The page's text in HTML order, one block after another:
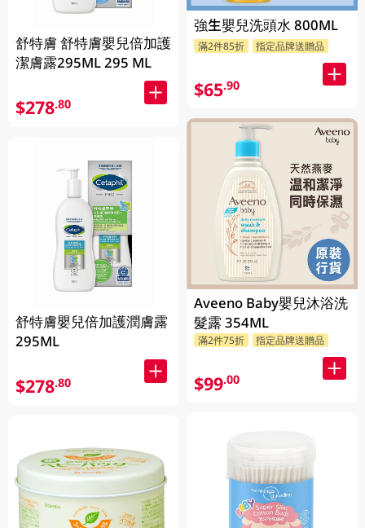
舒特膚 舒特膚嬰兒倍加護
潔膚露295ML 295 ML
$278.80
舒特膚嬰兒倍加護潤膚露
295ML
$278.80
強生嬰兒洗頭水 800ML
滿2件85折 指定品牌送贈品
$65.90
Aveeno Baby嬰兒沐浴洗
髮露 354ML
滿2件75折 指定品牌送贈品
$99.00